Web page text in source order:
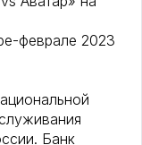
феврале 2023
Банк